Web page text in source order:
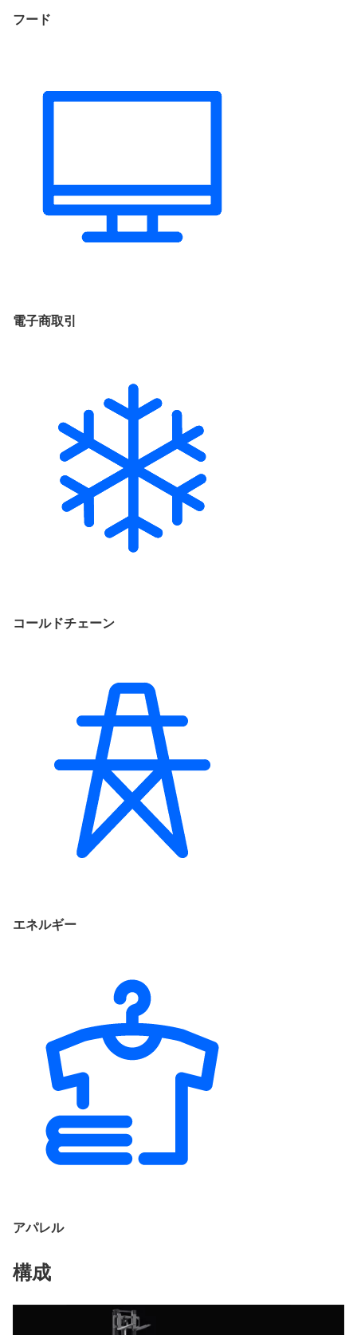
フード
電子商取引
コールドチェーン
エネルギー
アパレル
構成